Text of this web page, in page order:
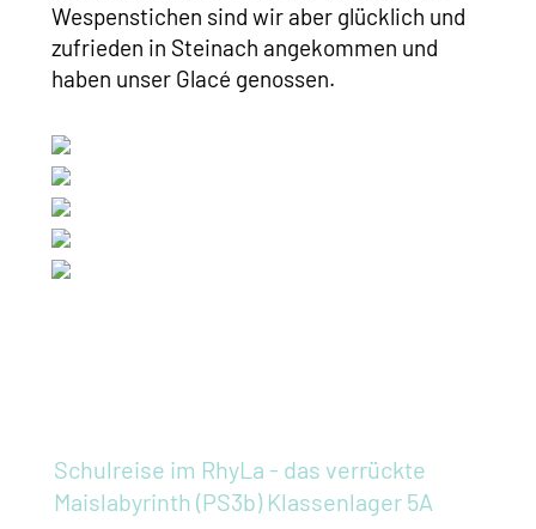
Wespenstichen sind wir aber glücklich und
zufrieden in Steinach angekommen und
haben unser Glacé genossen.
Schulreise im RhyLa - das verrückte
Maislabyrinth (PS3b) Klassenlager 5A